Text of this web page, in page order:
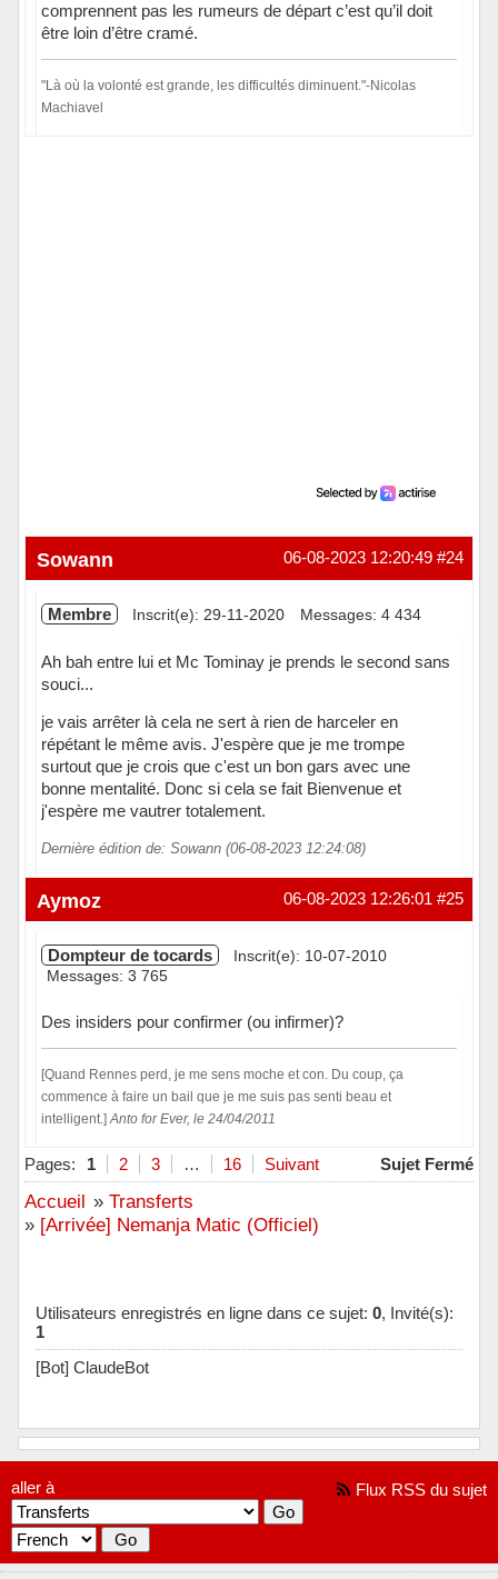
comprennent pas les rumeurs de départ c’est qu’il doit
être loin d’être cramé.
"Là où la volonté est grande, les difficultés diminuent."-Nicolas
Machiavel
#24
06-08-2023 12:20:49
Sowann
Membre Inscrit(e): 29-11-2020 Messages: 4 434
Ah bah entre lui et Mc Tominay je prends le second sans
souci...
je vais arrêter là cela ne sert à rien de harceler en
répétant le même avis. J'espère que je me trompe
surtout que je crois que c'est un bon gars avec une
bonne mentalité. Donc si cela se fait Bienvenue et
j'espère me vautrer totalement.
Dernière édition de: Sowann (06-08-2023 12:24:08)
Hors ligne #25
06-08-2023 12:26:01
Aymoz
Dompteur de tocards
Inscrit(e): 10-07-2010
Messages: 3 765
Des insiders pour confirmer (ou infirmer)?
[Quand Rennes perd, je me sens moche et con. Du coup, ça
commence à faire un bail que je me suis pas senti beau et
intelligent.]Anto for Ever, le 24/04/2011
Hors ligne
Pages: 1 2 3 … 16 Suivant Sujet Fermé
Accueil » Transferts
» [Arrivée] Nemanja Matic (Officiel)
Utilisateurs enregistrés en ligne dans ce sujet: 0, Invité(s):
1
[Bot] ClaudeBot
aller à Flux RSS du sujet